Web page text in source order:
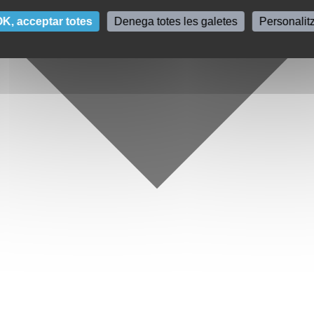
acceptar totes Denega totes les galetes